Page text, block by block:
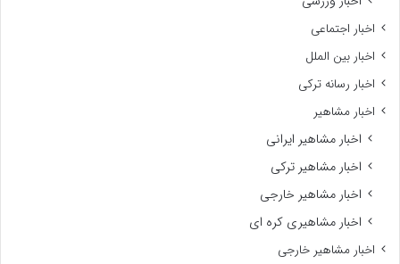
اخبار اجتماعی
اخبار بین الملل
اخبار رسانه ترکی
اخبار مشاهیر
اخبار مشاهیر ایرانی
اخبار مشاهیر ترکی
اخبار مشاهیر خارجی
اخبار مشاهیری کره ای
اخبار مشاهیر خارجی